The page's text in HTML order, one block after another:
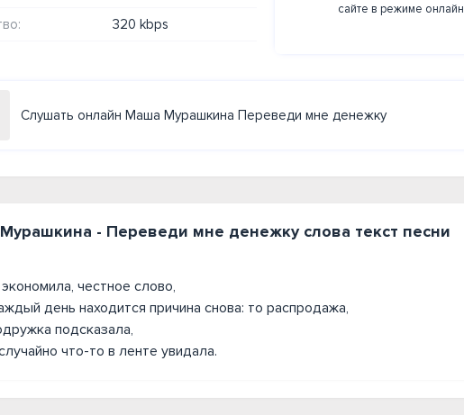
320 kbps
сайте в режиме онлайн
Слушать онлайн Маша Мурашкина Переведи мне денежку
- Переведи мне денежку слова текст песни
честное слово,
день находится причина снова: то распродажа,
подсказала,
что-то в ленте увидала.